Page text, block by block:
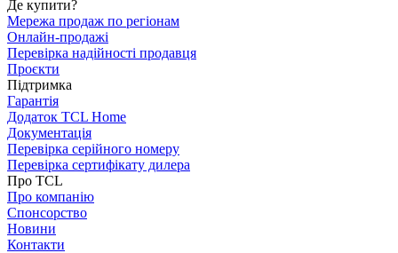
Де купити?
Мережа продаж по регіонам
Онлайн-продажі
Перевірка надійності продавця
Проєкти
Підтримка
Гарантія
Додаток TCL Home
Документація
Перевірка серійного номеру
Перевірка сертифікату дилера
Про TCL
Про компанію
Спонсорство
Новини
Контакти